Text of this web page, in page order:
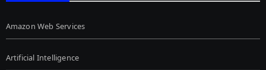
Amazon Web Services
Artificial Intelligence